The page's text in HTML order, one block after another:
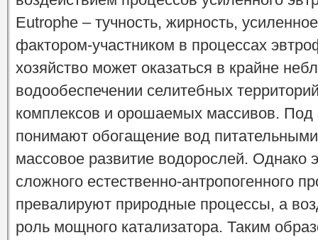
Eutrophe – тучность, жирность,
фактором-участником в процессах
хозяйство может оказаться в крайне
водообеспечении селитебных
комплексов и орошаемых массивов.
понимают обогащение вод
массовое развитие водорослей. Однако
сложного естественно-антропогенного
превалируют природные процессы, а
роль мощного катализатора. Таким